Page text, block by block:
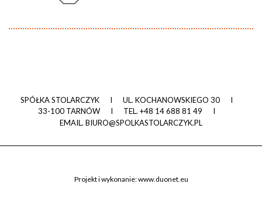
SPÓŁKA STOLARCZYK I UL. KOCHANOWSKIEGO 30
I
33-100 TARNÓW
I TEL. +48 14 688 81 49
I
EMAIL. BIURO@SPOLKASTOLARCZYK.PL
Projekt i wykonanie:www.duonet.eu